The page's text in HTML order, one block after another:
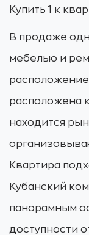
Купить 1 к
В продаже
мебелью и
расположена
находится
Квартира
Кубанский
панорамным
доступности